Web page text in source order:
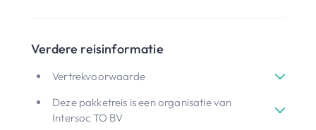
Verdere reisinformatie
Vertrekvoorwaarde
Deze pakketreis is een organisatie van
Intersoc TO BV